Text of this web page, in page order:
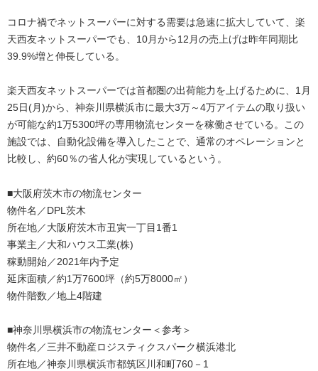
コロナ禍でネットスーパーに対する需要は急速に拡大していて、楽
天西友ネットスーパーでも、10月から12月の売上げは昨年同期比
39.9%増と伸長している。
楽天西友ネットスーパーでは首都圏の出荷能力を上げるために、1月
25日(月)から、神奈川県横浜市に最大3万～4万アイテムの取り扱い
が可能な約1万5300坪の専用物流センターを稼働させている。この
施設では、自動化設備を導入したことで、通常のオペレーションと
比較し、約60％の省人化が実現しているという。
■大阪府茨木市の物流センター
物件名／DPL茨木
所在地／大阪府茨木市丑寅一丁目1番1
事業主／大和ハウス工業(株)
稼動開始／2021年内予定
延床面積／約1万7600坪（約5万8000㎡）
物件階数／地上4階建
■神奈川県横浜市の物流センター＜参考＞
物件名／三井不動産ロジスティクスパーク横浜港北
所在地／神奈川県横浜市都筑区川和町760－1